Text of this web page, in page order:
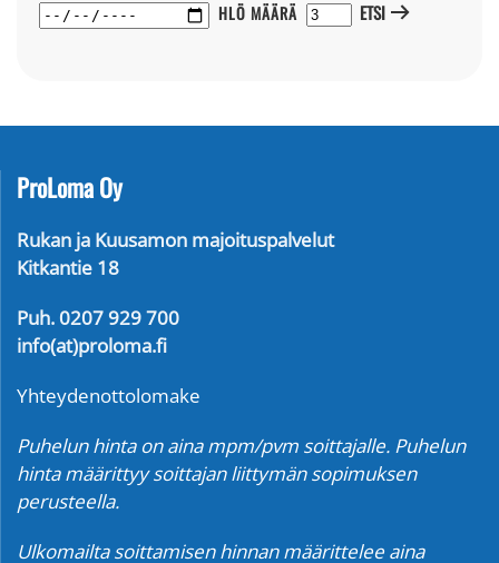
HLÖ MÄÄRÄ
ETSI
ProLoma Oy
Rukan ja Kuusamon majoituspalvelut
Kitkantie 18
Puh. 0207 929 700
info(at)proloma.fi
Yhteydenottolomake
Puhelun hinta on aina mpm/pvm soittajalle. Puhelun
hinta määrittyy soittajan liittymän sopimuksen
perusteella.
Ulkomailta soittamisen hinnan määrittelee aina